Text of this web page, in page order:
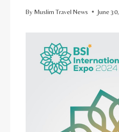
By Muslim Travel News June